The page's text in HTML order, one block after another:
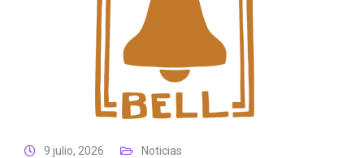
9 julio, 2026 Noticias